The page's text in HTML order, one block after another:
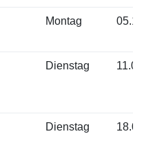
Montag
Dienstag
Dienstag